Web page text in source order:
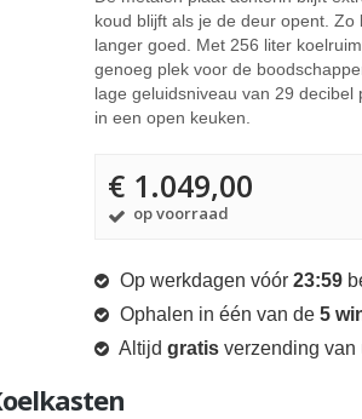
koud blijft als je de deur opent.
langer goed. Met 256 liter
genoeg plek voor de
lage geluidsniveau van 29
in een open keuken.
€ 1.049,00
op voorraad
Op werkdagen vóór 23:59
Ophalen in één van de 5
Altijd gratis verzending van